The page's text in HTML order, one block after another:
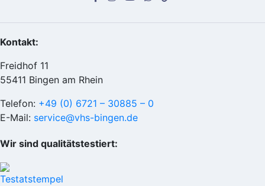
Kontakt:
Freidhof 11
55411 Bingen am Rhein
Telefon: +49 (0) 6721 – 30885 – 0
E-Mail: service@vhs-bingen.de
Wir sind qualitätstestiert: